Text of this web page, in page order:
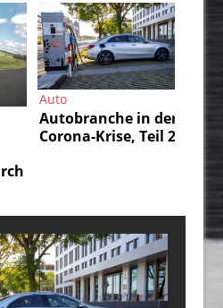
Autobranche in der
Corona-Krise, Teil 2
Corona-